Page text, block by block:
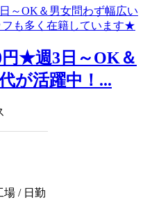
★週3日～OK＆
が活躍中！...
場 / 日勤